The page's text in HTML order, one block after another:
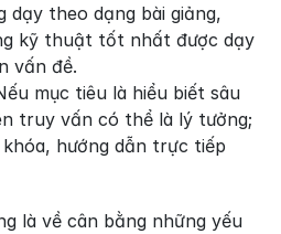
dạy theo dạng bài giảng,
kỹ thuật tốt nhất được dạy
vấn đề.
mục tiêu là hiểu biết sâu
truy vấn có thể là lý tưởng;
hướng dẫn trực tiếp
là về cân bằng những yếu